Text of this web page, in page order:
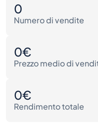
0
Numero di vendite
0€
Prezzo medio di
0€
Rendimento totale